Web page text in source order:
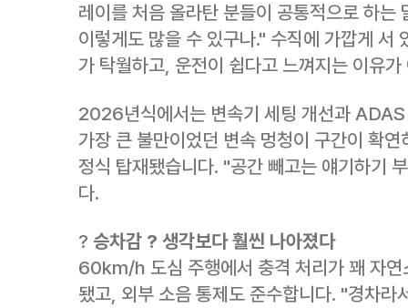
레이를 처음 올라탄 분들이 공통적으로 하는
이렇게도 많을 수 있구나." 수직에 가깝게 서
가 탁월하고, 운전이 쉽다고 느껴지는 이유가
2026년식에서는 변속기 세팅 개선과
가장 큰 불만이었던 변속 멍청이 구간이 확
정식 탑재됐습니다. "공간 빼고는 얘기하기
다.
? 승차감 ? 생각보다 훨씬 나아졌다
60km/h 도심 주행에서 충격 처리가 꽤 자연
됐고, 외부 소음 통제도 준수합니다. "경차라